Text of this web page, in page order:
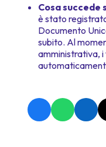
Cosa succede
è stato
Documento
subito. Al
amministrativa,